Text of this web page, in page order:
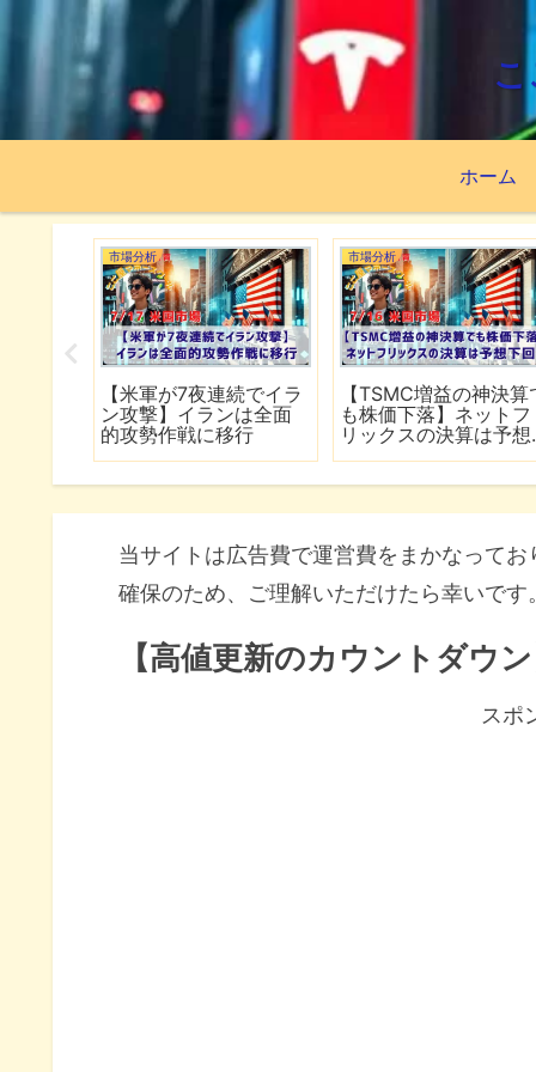
ホーム
市場分析
【米軍が7夜連続でイラ
ン攻撃】イランは全面
的攻勢作戦に移行
市場分析
【TSMC増益の神決算
も株価下落】ネットフ
リックスの決算は予想
当サイトは広告費で運営費をまかなって
確保のため、ご理解いただけたら幸いです
【高値更新のカウントダウ
スポ